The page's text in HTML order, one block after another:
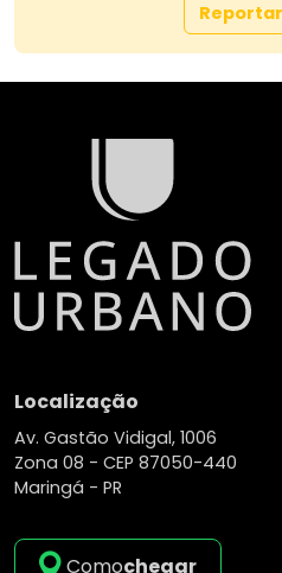
Localização
Av. Gastão Vidigal, 1006
Zona 08 - CEP 87050-440
Maringá - PR
Comochegar